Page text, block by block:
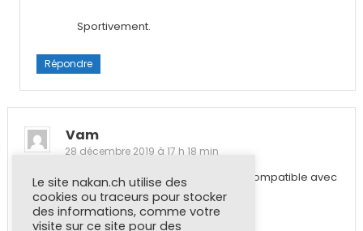
Sportivement.
Répondre
Vam
28 décembre 2019 à 17 h 18 min
Bonjour est ce que la polar h10 est compatible avec
la spartan ultra
Le site nakan.ch utilise des
cookies ou traceurs pour stocker
des informations, comme votre
visite sur ce site pour des